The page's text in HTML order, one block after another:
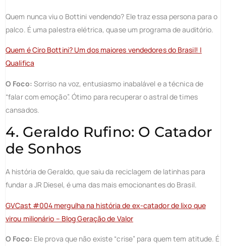
Quem nunca viu o Bottini vendendo? Ele traz essa persona para o
palco. É uma palestra elétrica, quase um programa de auditório.
Quem é Ciro Bottini? Um dos maiores vendedores do Brasil! |
Qualifica
O Foco: Sorriso na voz, entusiasmo inabalável e a técnica de
“falar com emoção”. Ótimo para recuperar o astral de times
cansados.
4. Geraldo Rufino: O Catador
de Sonhos
A história de Geraldo, que saiu da reciclagem de latinhas para
fundar a JR Diesel, é uma das mais emocionantes do Brasil.
GVCast #004 mergulha na história de ex-catador de lixo que
virou milionário – Blog Geração de Valor
O Foco: Ele prova que não existe “crise” para quem tem atitude. É